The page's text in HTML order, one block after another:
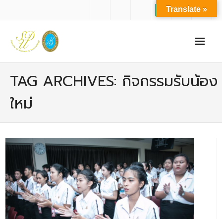
- ปรัชญาการจัดการศึกษา มหาวิทยาลัยสวนดุสิต
- ประวัติความเป็นมาของคณะ
- บุคลากร
- - สำนักงานคณะวิทยาศาสตร์และเทคโนโลยี
- - บุคลากรวิชาการ
TAG ARCHIVES: กิจกรรมรับน้อง
ใหม่
Translate »